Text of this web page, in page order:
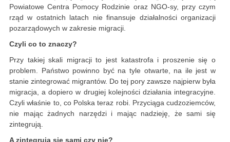
Powiatowe Centra Pomocy Rodzinie oraz NGO-sy, przy czym
rząd w ostatnich latach nie finansuje działalności organizacji
pozarządowych w zakresie migracji.
Czyli co to znaczy?
Przy takiej skali migracji to jest katastrofa i proszenie się o
problem. Państwo powinno być na tyle otwarte, na ile jest w
stanie zintegrować migrantów. Do tej pory zawsze najpierw była
migracja, a dopiero w drugiej kolejności działania integracyjne.
Czyli właśnie to, co Polska teraz robi. Przyciąga cudzoziemców,
nie mając żadnych narzędzi i mając nadzieję, że sami się
zintegrują.
A zintegrują się sami czy nie?